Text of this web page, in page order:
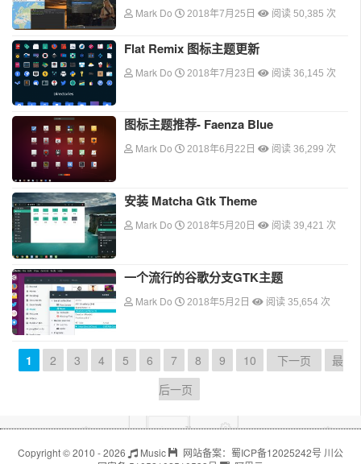
Mark Do 2018年7月25日 阅读 50,385 次
Flat Remix 图标主题更新
Mark Do 2018年7月23日 阅读 36,145 次
图标主题推荐- Faenza Blue
Mark Do 2018年6月22日 阅读 36,299 次
安装 Matcha Gtk Theme
Mark Do 2018年5月20日 阅读 39,421 次
一个流行的谷歌分支GTK主题
Mark Do 2018年5月2日 阅读 35,654 次
1 2 3 4 5 6 7 8 9 10 下一页
最
后一页
Copyright © 2010 - 2026 Music 网站备案： 蜀ICP备12025242号 川公